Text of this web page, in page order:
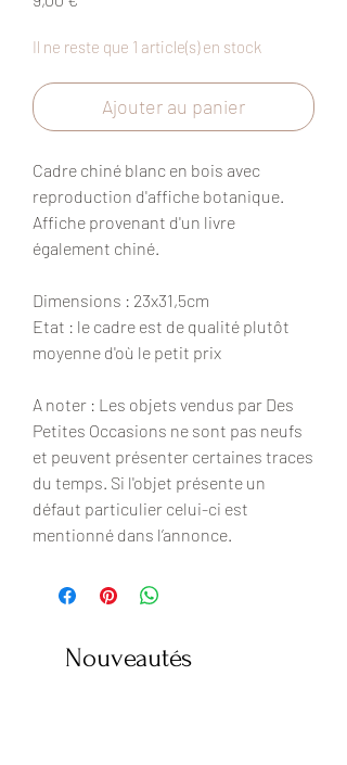
Il ne reste que 1 article(s) en stock
Ajouter au panier
Cadre chiné blanc en bois avec
reproduction d'affiche botanique.
Affiche provenant d'un livre
également chiné.
Dimensions : 23x31,5cm
Etat : le cadre est de qualité plutôt
moyenne d'où le petit prix
A noter : Les objets vendus par Des
Petites Occasions ne sont pas neufs
et peuvent présenter certaines traces
du temps. Si l'objet présente un
défaut particulier celui-ci est
mentionné dans l’annonce.
Nouveautés